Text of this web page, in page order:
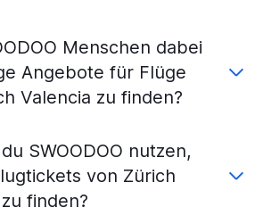
Menschen dabei
Angebote für Flüge
Valencia zu finden?
SWOODOO nutzen,
von Zürich
finden?